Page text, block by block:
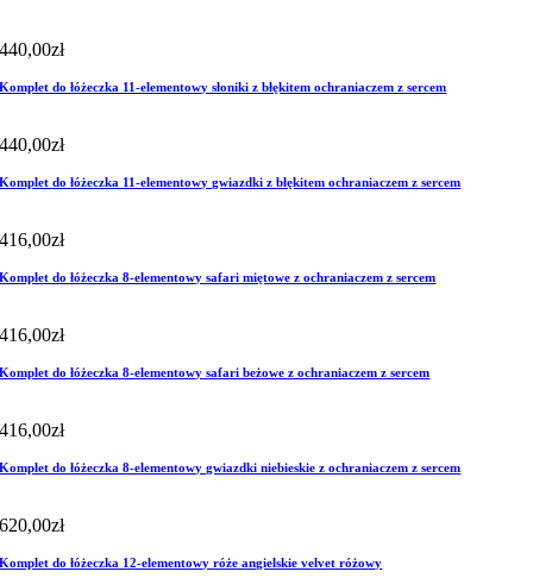
440,00zł
Komplet do łóżeczka 11-elementowy słoniki z błękitem ochraniaczem z sercem
440,00zł
Komplet do łóżeczka 11-elementowy gwiazdki z błękitem ochraniaczem z sercem
416,00zł
Komplet do łóżeczka 8-elementowy safari miętowe z ochraniaczem z sercem
416,00zł
Komplet do łóżeczka 8-elementowy safari beżowe z ochraniaczem z sercem
416,00zł
Komplet do łóżeczka 8-elementowy gwiazdki niebieskie z ochraniaczem z sercem
620,00zł
Komplet do łóżeczka 12-elementowy róże angielskie velvet różowy